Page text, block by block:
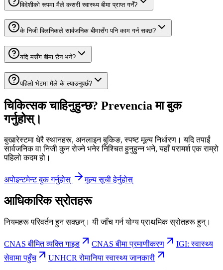
विदेशीको रूपमा मैले कसरी स्वास्थ्य बीमा प्राप्त गर्ने?
के निजी क्लिनिकले सार्वजनिक बीमासँग पनि काम गर्न सक्छ?
यदि मसँग बीमा छैन भने?
पहिलो भेटमा मैले के ल्याउनुपर्छ?
चिकित्सक चाहिनुहुन्छ? Prevencia मा बुक
गर्नुहोस्।
बुखारेस्टमा धेरै स्थानहरू, अनलाइन बुकिङ, स्पष्ट मूल्य निर्धारण। यदि तपाईं
सार्वजनिक वा निजी कुन रोज्ने भनेर निश्चित हुनुहुन्न भने, यहाँ परामर्श एक राम्रो
पहिलो कदम हो।
अपोइन्टमेन्ट बुक गर्नुहोस् मूल्य सूची हेर्नुहोस्
आधिकारिक स्रोतहरू
नियमहरू परिवर्तन हुन सक्छन्। यी जाँच गर्न योग्य प्राथमिक स्रोतहरू हुन्।
CNAS बीमित व्यक्ति गाइड CNAS बीमा प्रमाणीकरण
IGI: स्वास्थ्य
सेवामा पहुँच
UNHCR रोमानिया स्वास्थ्य जानकारी